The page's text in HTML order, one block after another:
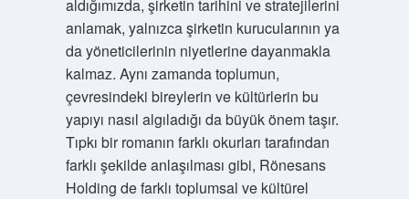
aldığımızda, şirketin tarihini ve stratejilerini
anlamak, yalnızca şirketin kurucularının ya
da yöneticilerinin niyetlerine dayanmakla
kalmaz. Aynı zamanda toplumun,
çevresindeki bireylerin ve kültürlerin bu
yapıyı nasıl algıladığı da büyük önem taşır.
Tıpkı bir romanın farklı okurları tarafından
farklı şekilde anlaşılması gibi, Rönesans
Holding de farklı toplumsal ve kültürel